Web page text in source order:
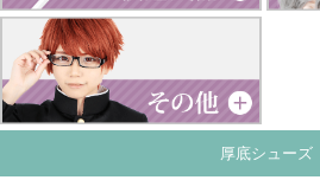
厚底シューズ